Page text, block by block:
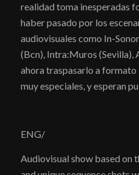
realidad toma inesperadas
haber pasado por los
audiovisuales como In-
(Bcn), Intra:Muros (Sevilla),
ahora traspasarlo a formato
muy especiales, y esperan
ENG/
Audiovisual show based on